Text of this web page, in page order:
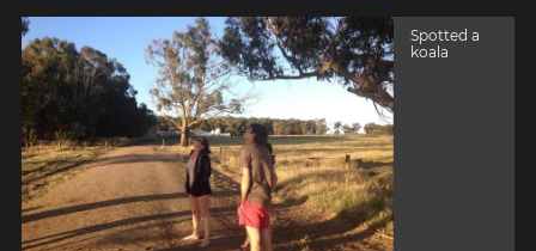
Spotted a
koala